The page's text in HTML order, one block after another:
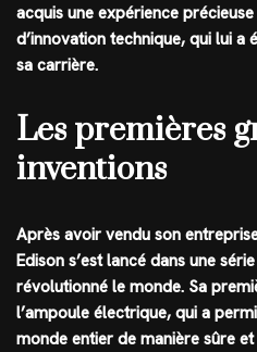
acquis une expérience
d’innovation technique, qui lui
sa carrière.
Les premières
inventions
Après avoir vendu son
Edison s’est lancé dans une
révolutionné le monde. Sa
l’ampoule électrique, qui a
monde entier de manière sûre